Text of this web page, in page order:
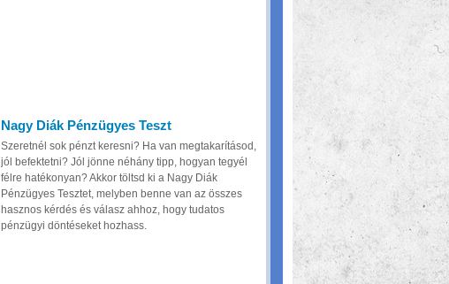
Nagy Diák Pénzügyes Teszt
Szeretnél sok pénzt keresni? Ha van megtakarításod,
jól befektetni? Jól jönne néhány tipp, hogyan tegyél
félre hatékonyan? Akkor töltsd ki a Nagy Diák
Pénzügyes Tesztet, melyben benne van az összes
hasznos kérdés és válasz ahhoz, hogy tudatos
pénzügyi döntéseket hozhass.